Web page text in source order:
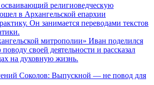
религиоведческую
в Архангельской епархии
Он занимается переводами текстов
митрополии» Иван поделился
своей деятельности и рассказал
на духовную жизнь.